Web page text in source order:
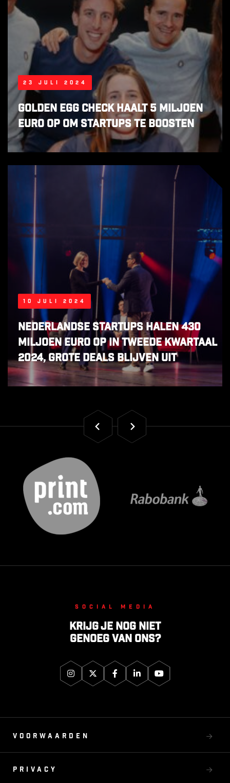
23 juli 2024
Golden Egg Check haalt 5 miljoen
euro op om startups te boosten
10 juli 2024
Nederlandse startups halen 430
miljoen euro op in tweede kwartaal
2024, grote deals blijven uit
Social media
Krijg je nog niet
genoeg van ons?
Voorwaarden
Privacy